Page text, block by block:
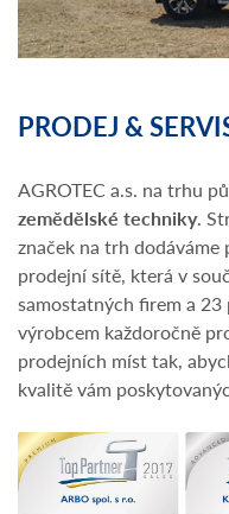
PRODEJ &
AGROTEC a.s. na trhu
zemědělské techniky.
značek na trh
prodejní sítě, která v
samostatných firem a
výrobcem každoročně
prodejních míst tak,
kvalitě vám